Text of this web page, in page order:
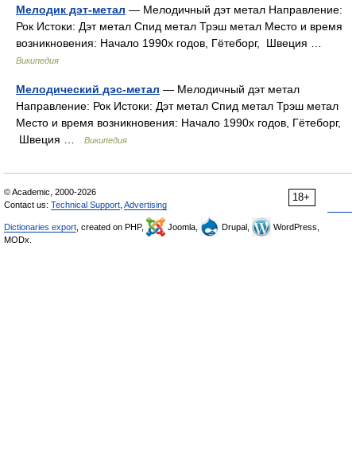
Мелодик дэт-метал — Мелодичный дэт метал Направление:
Рок Истоки: Дэт метал Спид метал Трэш метал Место и время
возникновения: Начало 1990х годов, Гётеборг, Швеция …
Википедия
Мелодический дэс-метал — Мелодичный дэт метал
Направление: Рок Истоки: Дэт метал Спид метал Трэш метал
Место и время возникновения: Начало 1990х годов, Гётеборг,
Швеция …
Википедия
18+
© Academic, 2000-2026
Contact us: Technical Support Advertising
Dictionaries export , created on PHP, Joomla, Drupal,
WordPress,
MODx.